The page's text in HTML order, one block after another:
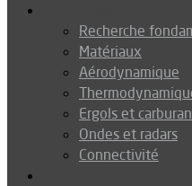
Recherche
Matériaux
Aérodynamique
Ergols et
Ondes et radars
Connectivité